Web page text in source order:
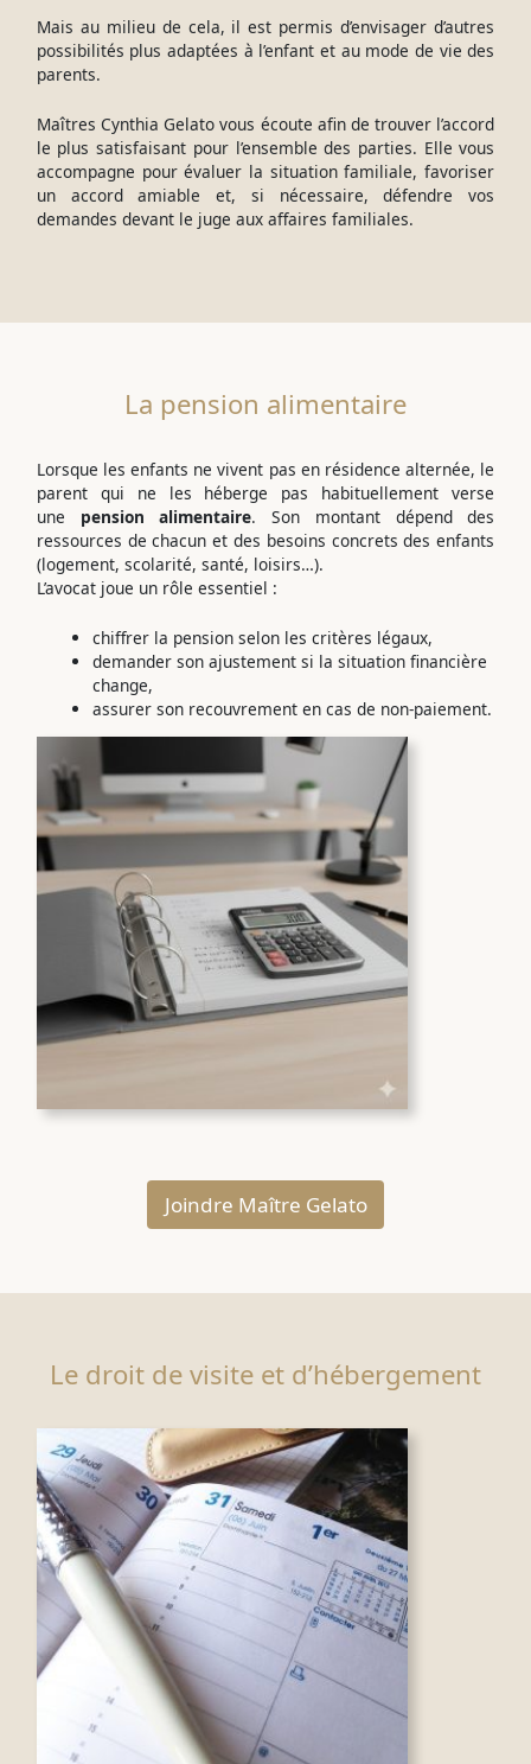
Mais au milieu de cela, il est permis d’envisager d’autres
possibilités plus adaptées à l’enfant et au mode de vie des
parents.
Maîtres Cynthia Gelato vous écoute afin de trouver l’accord
le plus satisfaisant pour l’ensemble des parties. Elle vous
accompagne pour évaluer la situation familiale, favoriser
un accord amiable et, si nécessaire, défendre vos
demandes devant le juge aux affaires familiales.
La pension alimentaire
Lorsque les enfants ne vivent pas en résidence alternée, le
parent qui ne les héberge pas habituellement verse
une pension alimentaire. Son montant dépend des
ressources de chacun et des besoins concrets des enfants
(logement, scolarité, santé, loisirs…).
L’avocat joue un rôle essentiel :
chiffrer la pension selon les critères légaux,
demander son ajustement si la situation financière
change,
assurer son recouvrement en cas de non-paiement.
Joindre Maître Gelato
Le droit de visite et d’hébergement